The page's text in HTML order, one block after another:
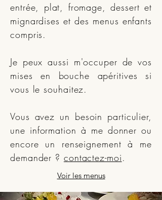
entrée, plat, fromage, dessert et
mignardises et des menus enfants
compris.
Je peux aussi m'occuper de vos
mises en bouche apéritives si
vous le souhaitez.
Vous avez un besoin particulier,
une information à me donner ou
encore un renseignement à me
demander ? contactez-moi.
Voir les menus